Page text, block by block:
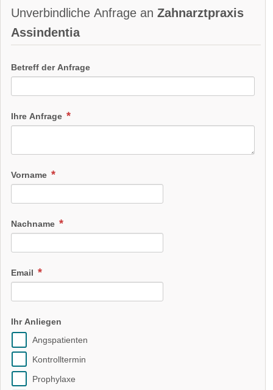
Unverbindliche Anfrage an Zahnarztpraxis
Assindentia
Betreff der Anfrage
Ihre Anfrage
Vorname
Nachname
Email
Ihr Anliegen
Angspatienten
Kontrolltermin
Prophylaxe